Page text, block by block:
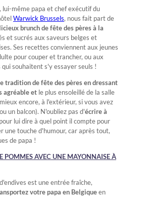
même papa et chef exécutif du
Warwick Brussels, nous fait part de
brunch de fête des pères à la
et sucrés aux saveurs belges et
Ses recettes conviennent aux jeunes
pour couper et trancher, ou aux
souhaitent s'y essayer seuls !
tradition de fête des pères en dressant
agréable et le plus ensoleillé de la salle
encore, à l'extérieur, si vous avez
un balcon). N'oubliez pas d'écrire à
pour lui dire à quel point il compte pour
une touche d'humour, car après tout,
de papa !
POMMES AVEC UNE MAYONNAISE À
est une entrée fraîche,
votre papa en Belgiqueen